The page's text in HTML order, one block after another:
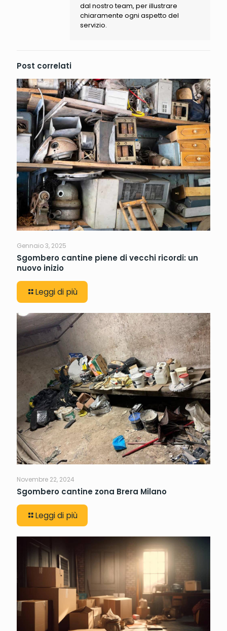
dal nostro team, per illustrare
chiaramente ogni aspetto del
servizio.
Post correlati
Gennaio 3, 2025
Sgombero cantine piene di vecchi ricordi: un
nuovo inizio
Leggi di più
Novembre 22, 2024
Sgombero cantine zona Brera Milano
Leggi di più